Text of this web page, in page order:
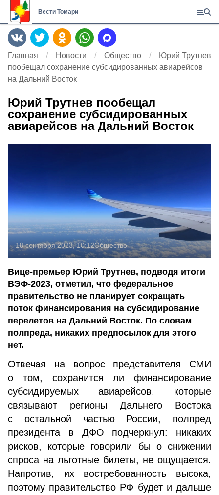
Вести Томари
Главная Новости Общество
Юрий Трутнев
пообещал сохранение субсидированных авиарейсов
на Дальний Восток
Юрий Трутнев пообещал
сохранение субсидированных
авиарейсов на Дальний Восток
18 сентября 2023, 10:12Общество
Вице-премьер Юрий Трутнев, подводя итоги
ВЭФ-2023, отметил, что федеральное
правительство не планирует сокращать
поток финансирования на субсидирование
перелетов на Дальний Восток. По словам
полпреда, никаких предпосылок для этого
нет.
Отвечая на вопрос представителя СМИ
о том, сохранится ли финансирование
субсидируемых авиарейсов, которые
связывают регионы Дальнего Востока
с остальной частью России, полпред
президента в ДФО подчеркнул: никаких
рисков, которые говорили бы о снижении
спроса на льготные билеты, не ощущается.
Напротив, их востребованность высока,
поэтому правительство РФ будет и дальше